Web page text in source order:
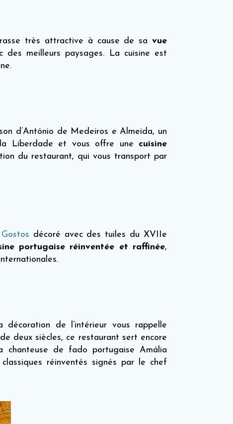
très attractive à cause de savue
meilleurs paysages. La cuisine est
d’António de Medeiros e Almeida, un
Liberdade et vous offre une cuisine
du restaurant, qui vous transport par
décoré avec des tuiles du XVIIe
portugaise réinventée et raffinée,
décoration de l’intérieur vous rappelle
deux siècles, ce restaurant sert encore
chanteuse de fado portugaise Amália
réinventés signés par le chef